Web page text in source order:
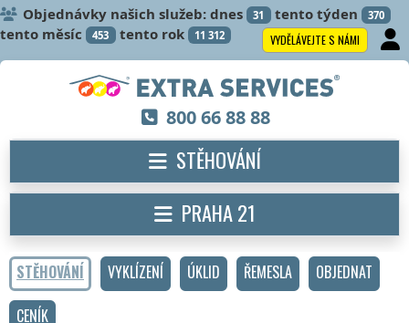
Objednávky našich služeb: dnes 31 tento týden 370
tento měsíc 453 tento rok 11 312 VYDĚLÁVEJTE S NÁMI
STĚHOVÁNÍ VYKLÍZENÍ ÚKLID ŘEMESLA
OBJEDNAT
CENÍK
800 66 88 88
STĚHOVÁNÍ
PRAHA 21